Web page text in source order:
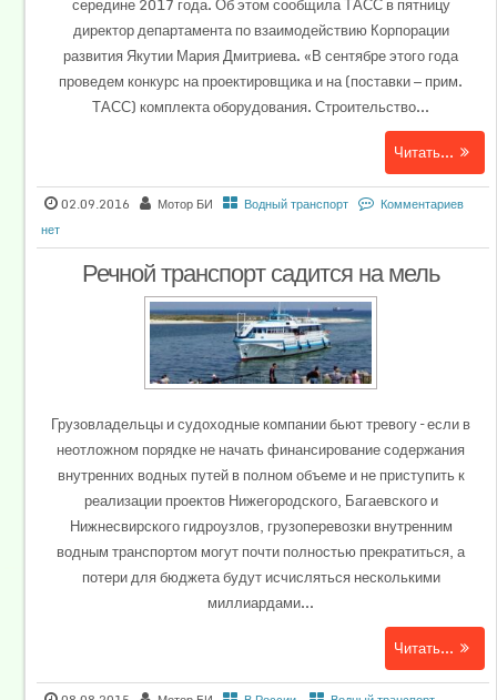
директор департамента по взаимодействию Корпорации
развития Якутии Мария Дмитриева. «В сентябре этого года
проведем конкурс на проектировщика и на (поставки — прим.
ТАСС) комплекта оборудования. Строительство...
Читать...
02.09.2016 Мотор БИ Водный транспорт
Комментариев
нет
Речной транспорт садится на мель
Грузовладельцы и судоходные компании бьют тревогу – если в
неотложном порядке не начать финансирование содержания
внутренних водных путей в полном объеме и не приступить к
реализации проектов Нижегородского, Багаевского и
Нижнесвирского гидроузлов, грузоперевозки внутренним
водным транспортом могут почти полностью прекратиться, а
потери для бюджета будут исчисляться несколькими
миллиардами...
Читать...